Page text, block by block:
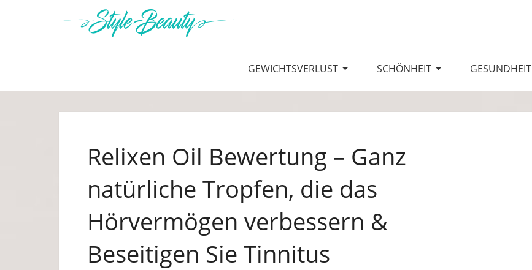
GEWICHTSVERLUST SCHÖNHEIT GESUNDHEIT
Relixen Oil Bewertung – Ganz
natürliche Tropfen, die das
Hörvermögen verbessern &
Beseitigen Sie Tinnitus